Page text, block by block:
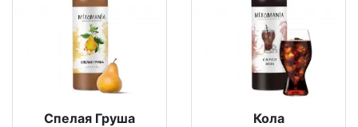
Спелая Груша Кола